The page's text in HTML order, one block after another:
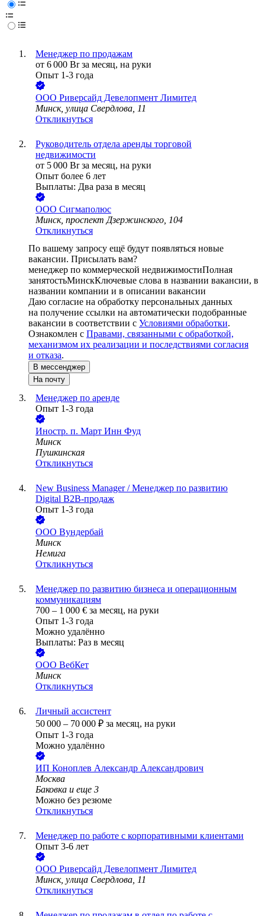
Менеджер по продажам
от 6 000 Br за месяц, на руки
Опыт 1-3 года
ООО Риверсайд Девелопмент Лимитед
Минск, улица Свердлова, 11
Откликнуться
Руководитель отдела аренды торговой
недвижимости
от 5 000 Br за месяц, на руки
Опыт более 6 лет
Выплаты: Два раза в месяц
ООО Сигмаполюс
Минск, проспект Дзержинского, 104
Откликнуться
По вашему запросу ещё будут появляться новые
вакансии. Присылать вам?
менеджер по коммерческой недвижимостиПолная
занятостьМинскКлючевые слова в названии вакансии, в
названии компании и в описании вакансии
Даю согласие на обработку персональных данных
на получение ссылки на автоматически подобранные
вакансии в соответствии с Условиями обработки.
Ознакомлен с Правами, связанными с обработкой,
механизмом их реализации и последствиями согласия
и отказа.
В мессенджер
На почту
Менеджер по аренде
Опыт 1-3 года
Иностр. п. Март Инн Фуд
Минск
Пушкинская
Откликнуться
New Business Manager / Менеджер по развитию
Digital B2B-продаж
Опыт 1-3 года
ООО Вундербай
Минск
Немига
Откликнуться
Менеджер по развитию бизнеса и операционным
коммуникациям
700 – 1 000 € за месяц, на руки
Опыт 1-3 года
Можно удалённо
Выплаты: Раз в месяц
ООО ВебКет
Минск
Откликнуться
Личный ассистент
50 000 – 70 000 ₽ за месяц, на руки
Опыт 1-3 года
Можно удалённо
ИП Коноплев Александр Александрович
Москва
Баковка и еще 3
Можно без резюме
Откликнуться
Менеджер по работе с корпоративными клиентами
Опыт 3-6 лет
ООО Риверсайд Девелопмент Лимитед
Минск, улица Свердлова, 11
Откликнуться